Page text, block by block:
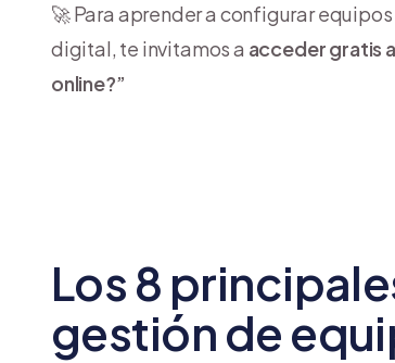
🚀 Para aprender a configurar
digital, te invitamos a acceder gratis
online?”
Los 8
gestión de